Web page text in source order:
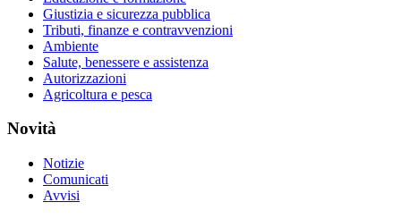
Giustizia e sicurezza pubblica
Tributi, finanze e contravvenzioni
Ambiente
Salute, benessere e assistenza
Autorizzazioni
Agricoltura e pesca
Novità
Notizie
Comunicati
Avvisi